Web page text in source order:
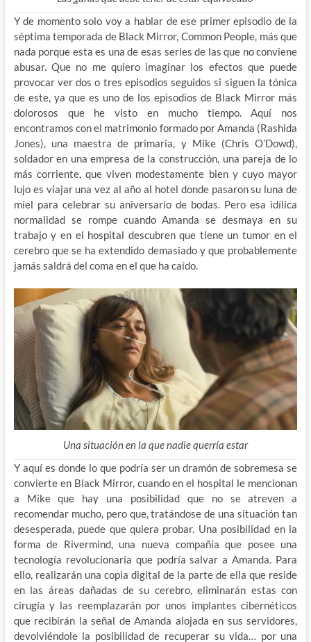
Y de momento solo voy a hablar de ese primer episodio de la
séptima temporada de Black Mirror, Common People, más que
nada porque esta es una de esas series de las que no conviene
abusar. Que no me quiero imaginar los efectos que puede
provocar ver dos o tres episodios seguidos si siguen la tónica
de este, ya que es uno de los episodios de Black Mirror más
dolorosos que he visto en mucho tiempo. Aquí nos
encontramos con el matrimonio formado por Amanda (Rashida
Jones), una maestra de primaria, y Mike (Chris O’Dowd),
soldador en una empresa de la construcción, una pareja de lo
más corriente, que viven modestamente bien y cuyo mayor
lujo es viajar una vez al año al hotel donde pasaron su luna de
miel para celebrar su aniversario de bodas. Pero esa idílica
normalidad se rompe cuando Amanda se desmaya en su
trabajo y en el hospital descubren que tiene un tumor en el
cerebro que se ha extendido demasiado y que probablemente
jamás saldrá del coma en el que ha caído.
Una situación en la que nadie querría estar
Y aquí es donde lo que podría ser un dramón de sobremesa se
convierte en Black Mirror, cuando en el hospital le mencionan
a Mike que hay una posibilidad que no se atreven a
recomendar mucho, pero que, tratándose de una situación tan
desesperada, puede que quiera probar. Una posibilidad en la
forma de Rivermind, una nueva compañía que posee una
tecnología revolucionaria que podría salvar a Amanda. Para
ello, realizarán una copia digital de la parte de ella que reside
en las áreas dañadas de su cerebro, eliminarán estas con
cirugía y las reemplazarán por unos implantes cibernéticos
que recibirán la señal de Amanda alojada en sus servidores,
devolviéndole la posibilidad de recuperar su vida… por una